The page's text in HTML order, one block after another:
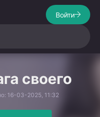
Войти
своего
16-03-2025, 11:32